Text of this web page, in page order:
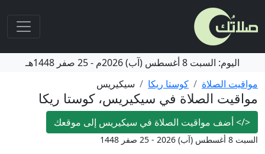
اليوم: السبت 8 أغسطس (آب) 2026م -25 صفر 1448هـ
مواقيت الصلاة
كوستا ريكا سيكيريس
مواقيت الصلاة في سيكيريس، كوستا ريكا
</>أضف مواقيت الصلاة في سيكيريس إلى موقعك
السبت 8 أغسطس (آب) 2026 - 25 صفر 1448